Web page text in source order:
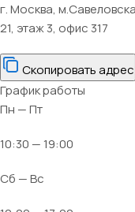
г. Москва,
21, этаж 3, офис 317
Скопировать адрес
График работы
Пн — Пт
10:30 — 19:00
Сб — Вс